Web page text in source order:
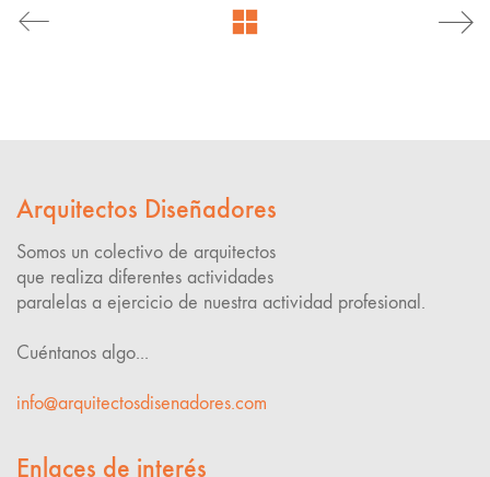
Arquitectos Diseñadores
Somos un colectivo de arquitectos
que realiza diferentes actividades
paralelas a ejercicio de nuestra actividad profesional.
Cuéntanos algo...
info@arquitectosdisenadores.com
Enlaces de interés